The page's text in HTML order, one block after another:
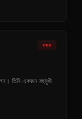
রক্ষক
তিনি একজন বহুমুখী